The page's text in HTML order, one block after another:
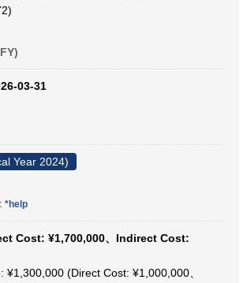
03-31
Year 2024)
*help
Cost: ¥1,700,000、Indirect Cost:
¥1,300,000 (Direct Cost: ¥1,000,000、